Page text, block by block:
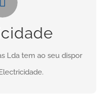
Lda tem ao seu dispor
Clique no botão abaixo: